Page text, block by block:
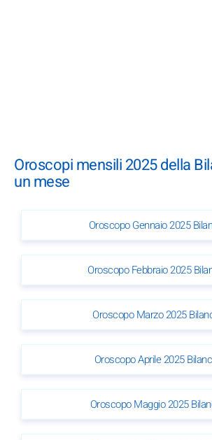
Oroscopi mensili 2025 della
un mese
Oroscopo Gennaio 2025
Oroscopo Febbraio 2025
Oroscopo Marzo 2025
Oroscopo Aprile 2025
Oroscopo Maggio 2025